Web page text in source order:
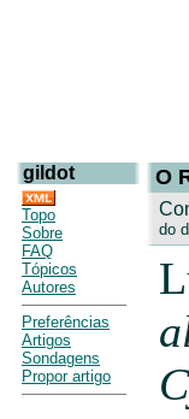
gildot
Topo
Sobre
FAQ
Tópicos
Autores
Preferências
Artigos
Sondagens
Propor artigo
O
do